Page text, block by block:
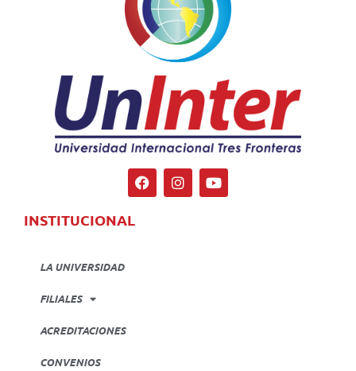
INSTITUCIONAL
LA UNIVERSIDAD
FILIALES
ACREDITACIONES
CONVENIOS